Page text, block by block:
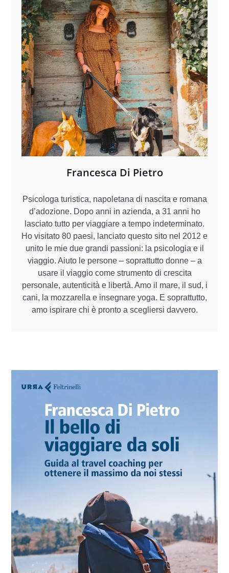
Francesca Di Pietro
Psicologa turistica, napoletana di nascita e romana
d’adozione. Dopo anni in azienda, a 31 anni ho
lasciato tutto per viaggiare a tempo indeterminato.
Ho visitato 80 paesi, lanciato questo sito nel 2012 e
unito le mie due grandi passioni: la psicologia e il
viaggio. Aiuto le persone – soprattutto donne – a
usare il viaggio come strumento di crescita
personale, autenticità e libertà. Amo il mare, il sud, i
cani, la mozzarella e insegnare yoga. E soprattutto,
amo ispirare chi è pronto a scegliersi davvero.